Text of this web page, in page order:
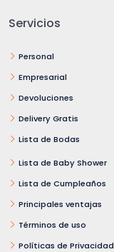
Servicios
Personal
Empresarial
Devoluciones
Delivery Gratis
Lista de Bodas
Lista de Baby Shower
Lista de Cumpleaños
Principales ventajas
Términos de uso
Políticas de Privacidad